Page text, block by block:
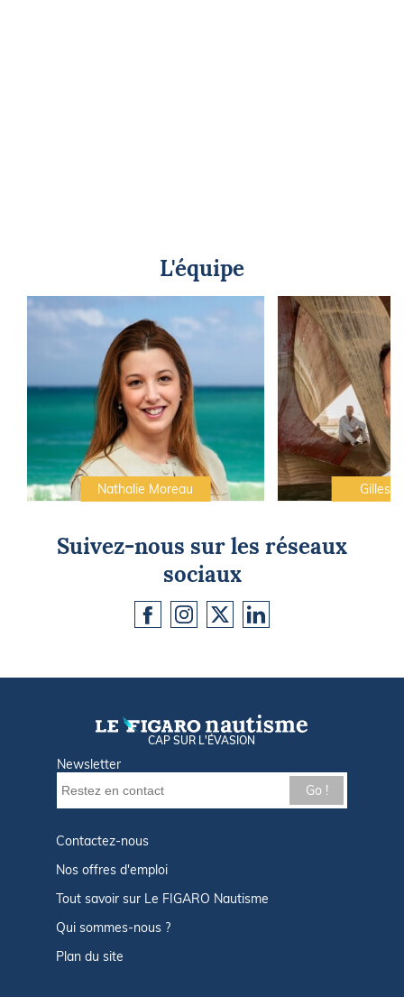
L'équipe
Nathalie Moreau Gilles
Suivez-nous sur les réseaux
sociaux
CAP SUR L'ÉVASION
Newsletter
Go !
Contactez-nous
Nos offres d'emploi
Tout savoir sur Le FIGARO Nautisme
Qui sommes-nous ?
Plan du site